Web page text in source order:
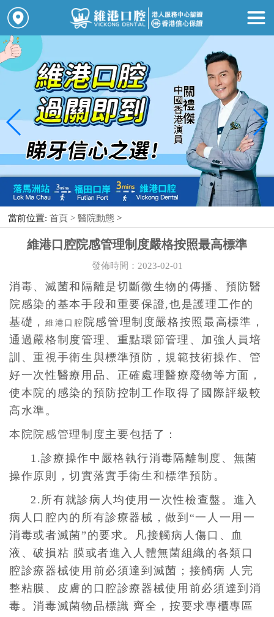
當前位置: 首頁 >醫院動態 >
維港口腔院感管理制度嚴格按照最高標準
發佈時間：2023-02-01
消毒、滅菌和隔離是切斷微生物的傳播、預防醫
院感染的基本手段和重要保證,也是護理工作的
基礎，
維港口腔 院感管理制度嚴格按照最高標準，
通過嚴格制度管理、重點環節管理、加強人員培
訓、重視手衛生與標準預防，規範技術操作、管
好一次性醫療用品、正確處理醫療廢物等方面，
使本院的感染的預防控制工作取得了國際評級較
高水準。
本院院感管理制度主要包括了：
1.診療操作中嚴格執行消毒隔離制度、無菌
操作原則，切實落實手衛生和標準預防。
2.所有就診病人均使用一次性檢查盤。進入
病人口腔內的所有診療器械，做到“一人一用一
消毒或者滅菌”的要求。凡接觸病人傷口、血
液、破損粘 膜或者進入人體無菌組織的各類口
腔診療器械使用前必須達到滅菌；接觸病 人完
整粘膜、皮膚的口腔診療器械使用前必須達到消
毒。消毒滅菌物品標識 齊全，按要求專櫃專區